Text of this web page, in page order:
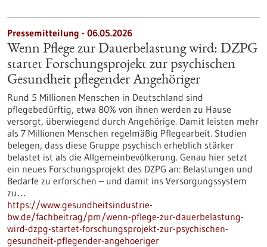
Pressemitteilung - 06.05.2026
Wenn Pflege zur Dauerbelastung wird: DZPG
startet Forschungsprojekt zur psychischen
Gesundheit pflegender Angehöriger
Rund 5 Millionen Menschen in Deutschland sind
pflegebedürftig, etwa 80% von ihnen werden zu Hause
versorgt, überwiegend durch Angehörige. Damit leisten mehr
als 7 Millionen Menschen regelmäßig Pflegearbeit. Studien
belegen, dass diese Gruppe psychisch erheblich stärker
belastet ist als die Allgemeinbevölkerung. Genau hier setzt
ein neues Forschungsprojekt des DZPG an: Belastungen und
Bedarfe zu erforschen – und damit ins Versorgungssystem
zu…
https://www.gesundheitsindustrie-
bw.de/fachbeitrag/pm/wenn-pflege-zur-dauerbelastung-
wird-dzpg-startet-forschungsprojekt-zur-psychischen-
gesundheit-pflegender-angehoeriger